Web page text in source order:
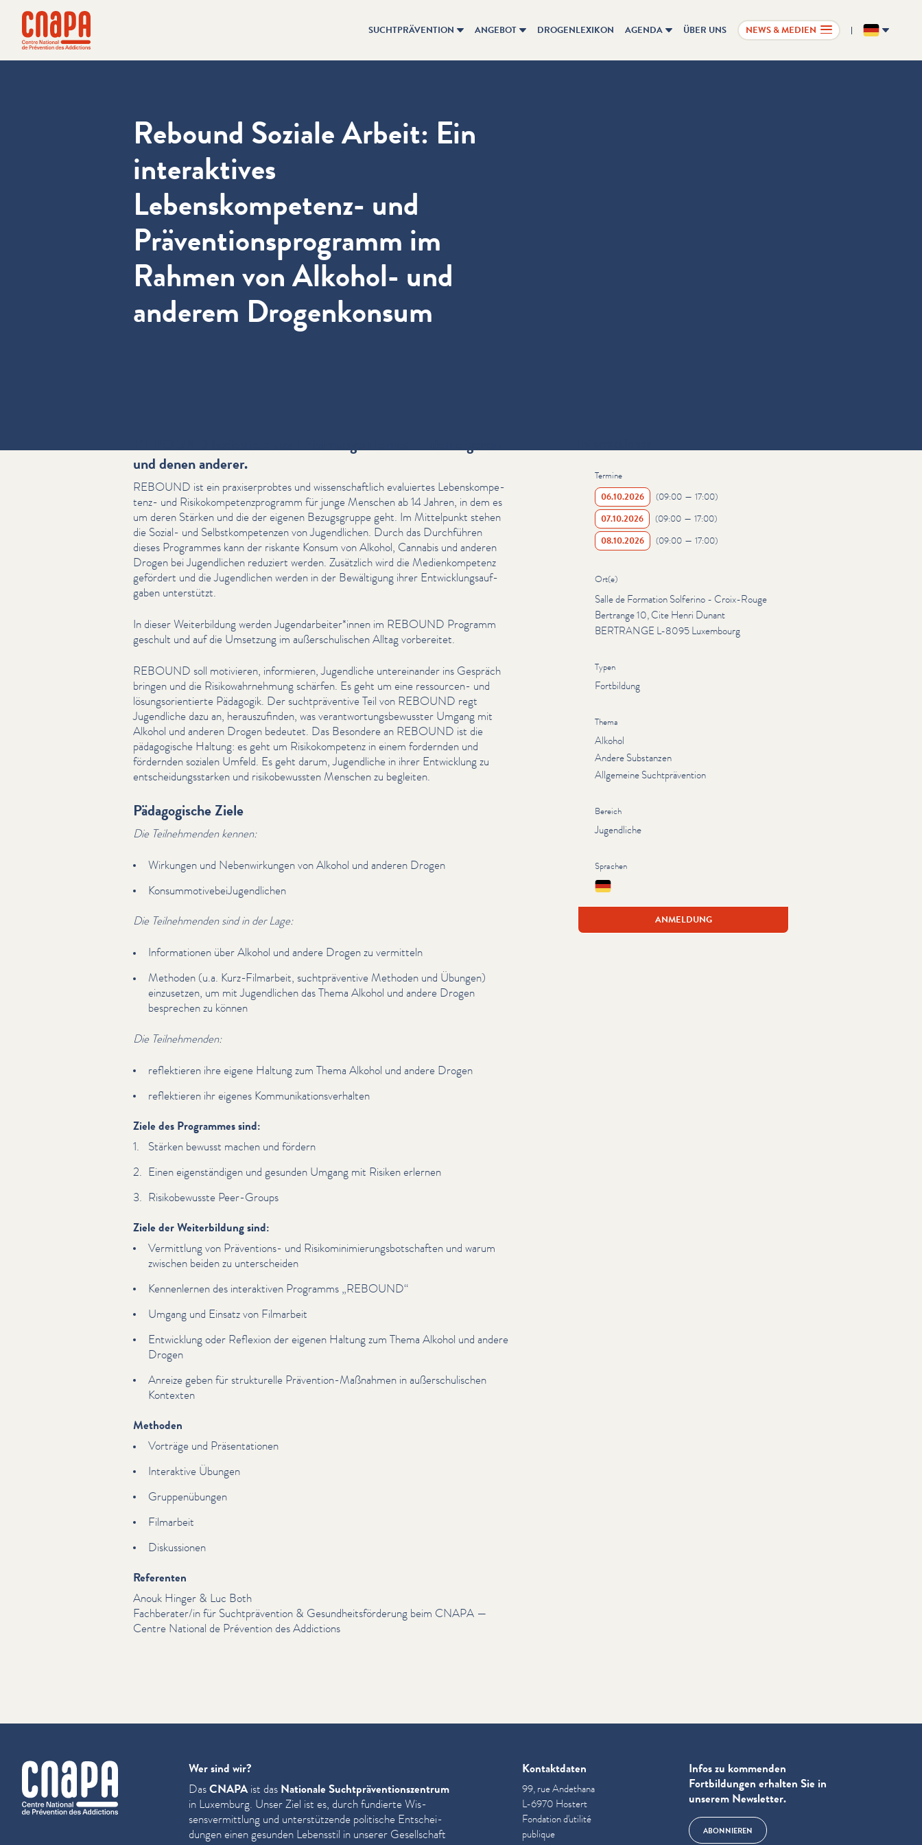
Direkt zum Inhalt springen
cnapa
SUCHTPRÄVENTION ANGEBOT DROGENLEXIKON AGENDA ÜBER UNS NEWS & MEDIEN DE
Rebound Soziale Arbeit: Ein
interaktives
Lebenskompetenz- und
Präventionsprogramm im
Rahmen von Alkohol- und
anderem Drogenkonsum
Termine
06.10.2026
(09:00 — 17:00)
07.10.2026
(09:00 — 17:00)
08.10.2026
(09:00 — 17:00)
Ort(e)
Salle de Formation Solferino - Croix-Rouge
Bertrange 10, Cite Henri Dunant
BERTRANGE L-8095 Luxembourg
Typen
Fortbildung
Thema
Alkohol
Andere Substanzen
Allgemeine Suchtprävention
Bereich
Jugendliche
Sprachen
Deutsch
ANMELDUNG
und denen anderer.
REBOUND ist ein praxis­er­probtes und wis­senschaftlich evaluiertes Leben­skom­pe­
tenz- und Risikokom­pe­ten­zpro­gramm für junge Menschen ab 14 Jahren, in dem es
um deren Stärken und die der eigenen Bezugs­gruppe geht. Im Mittelpunkt stehen
die Sozial- und Selb­stkom­pe­ten­zen von Jugendlichen. Durch das Durchführen
dieses Programmes kann der riskante Konsum von Alkohol, Cannabis und anderen
Drogen bei Jugendlichen reduziert werden. Zusätzlich wird die Medi­enkom­pe­tenz
gefördert und die Jugendlichen werden in der Bewältigung ihrer Entwick­lungsauf­
gaben unterstützt.
In dieser Weit­er­bil­dung werden Jugendarbeiter*innen im REBOUND Programm
geschult und auf die Umsetzung im außer­schulis­chen Alltag vorbereitet.
REBOUND soll motivieren, informieren, Jugendliche untere­inan­der ins Gespräch
bringen und die Risikowahrnehmung schärfen. Es geht um eine ressourcen- und
lösung­sori­en­tierte Pädagogik. Der sucht­präven­tive Teil von REBOUND regt
Jugendliche dazu an, her­auszufind­en, was ver­ant­wor­tungs­be­wusster Umgang mit
Alkohol und anderen Drogen bedeutet. Das Besondere an REBOUND ist die
päd­a­gogis­che Haltung: es geht um Risikokom­pe­tenz in einem fordernden und
fördernden sozialen Umfeld. Es geht darum, Jugendliche in ihrer Entwicklung zu
entschei­dungsstarken und risikobe­wussten Menschen zu begleiten.
Pädagogische Ziele
Die Teil­nehmenden kennen:
Wirkungen und Neben­wirkun­gen von Alkohol und anderen Drogen
Kon­sum­mo­tive­bei­Ju­gendlichen
Die Teil­nehmenden sind in der Lage:
Infor­ma­tio­nen über Alkohol und andere Drogen zu vermitteln
Methoden (u.a. Kurz-Filmarbeit, sucht­präven­tive Methoden und Übungen)
einzusetzen, um mit Jugendlichen das Thema Alkohol und andere Drogen
besprechen zu können
Die Teil­nehmenden:
reflek­tieren ihre eigene Haltung zum Thema Alkohol und andere Drogen
reflek­tieren ihr eigenes Kom­mu­nika­tionsver­hal­ten
Ziele des Programmes sind:
Stärken bewusst machen und fördern
Einen eigen­ständi­gen und gesunden Umgang mit Risiken erlernen
Risikobe­wusste Peer-Groups
Ziele der Weiterbildung sind:
Vermittlung von Präventions- und Risiko­min­imierungs­botschaften und warum
zwischen beiden zu unter­schei­den
Ken­nen­ler­nen des inter­ak­tiv­en Programms „REBOUND“
Umgang und Einsatz von Filmarbeit
Entwicklung oder Reflexion der eigenen Haltung zum Thema Alkohol und andere
Drogen
Anreize geben für struk­turelle Prävention-Maßnahmen in außer­schulis­chen
Kontexten
Methoden
Vorträge und Präsen­ta­tio­nen
Interaktive Übungen
Grup­penübun­gen
Filmarbeit
Diskus­sio­nen
Referenten
Anouk Hinger & Luc Both
Fachberater/​in für Sucht­präven­tion & Gesund­heits­förderung beim CNAPA —
Centre National de Prévention des Addictions
cnapa
Wer sind wir?
DasCNAPAist das Nationale Sucht­präven­tion­szen­trum
in Luxemburg. Unser Ziel ist es, durch fundierte Wis­
sensver­mit­tlung und unter­stützende politische Entschei­
dun­gen einen gesunden Lebensstil in unserer Gesellschaft
Kontaktdaten
99, rue Andethana
L-6970 Hostert
Fondation d'utilité
publique
Infos zu kommenden
Fortbildungen erhalten Sie in
unserem Newsletter.
ABONNIEREN
Cookie-Einstellungen